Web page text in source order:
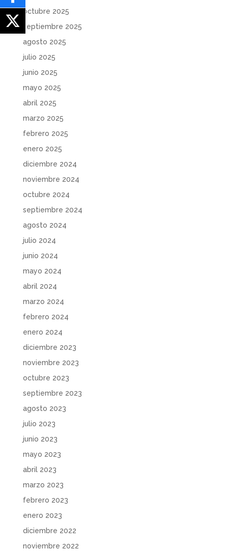
octubre 2025
septiembre 2025
agosto 2025
julio 2025
junio 2025
mayo 2025
abril 2025
marzo 2025
febrero 2025
enero 2025
diciembre 2024
noviembre 2024
octubre 2024
septiembre 2024
agosto 2024
julio 2024
junio 2024
mayo 2024
abril 2024
marzo 2024
febrero 2024
enero 2024
diciembre 2023
noviembre 2023
octubre 2023
septiembre 2023
agosto 2023
julio 2023
junio 2023
mayo 2023
abril 2023
marzo 2023
febrero 2023
enero 2023
diciembre 2022
noviembre 2022